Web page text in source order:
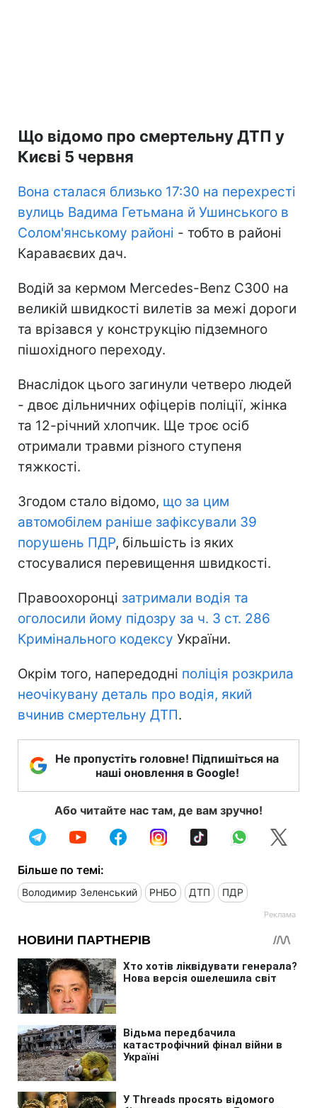
Що відомо про смертельну ДТП у
Києві 5 червня
Вона сталася близько 17:30 на перехресті
вулиць Вадима Гетьмана й Ушинського в
Солом'янському районі - тобто в районі
Караваєвих дач.
Водій за кермом Mercedes-Benz C300 на
великій швидкості вилетів за межі дороги
та врізався у конструкцію підземного
пішохідного переходу.
Внаслідок цього загинули четверо людей
- двоє дільничних офіцерів поліції, жінка
та 12-річний хлопчик. Ще троє осіб
отримали травми різного ступеня
тяжкості.
Згодом стало відомо, що за цим
автомобілем раніше зафіксували 39
порушень ПДР, більшість із яких
стосувалися перевищення швидкості.
Правоохоронці затримали водія та
оголосили йому підозру за ч. 3 ст. 286
Кримінального кодексу України.
Окрім того, напередодні поліція розкрила
неочікувану деталь про водія, який
вчинив смертельну ДТП.
Не пропустіть головне! Підпишіться на
наші оновлення в Google!
Або читайте нас там, де вам зручно!
Більше по темі:
Володимир Зеленський РНБО ДТП ПДР